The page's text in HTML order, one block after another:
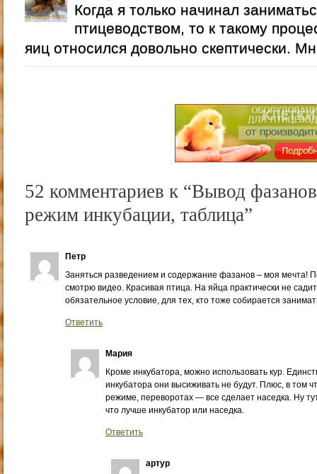
Когда я только начинал
птицеводством, то к такому
яиц относился довольно скептически.
52 комментариев к “Вывод
режим инкубации, таблица”
Петр
Заняться разведением и содержание фазанов – моя мечта!
смотрю видео. Красивая птица. На яйца практически не
обязательное условие, для тех, кто тоже собирается
Ответить
Мария
Кроме инкубатора, можно использовать кур.
инкубатора они высиживать не будут. Плюс, в том
режиме, переворотах — все сделает наседка. Ну
что лучше инкубатор или наседка.
Ответить
артур